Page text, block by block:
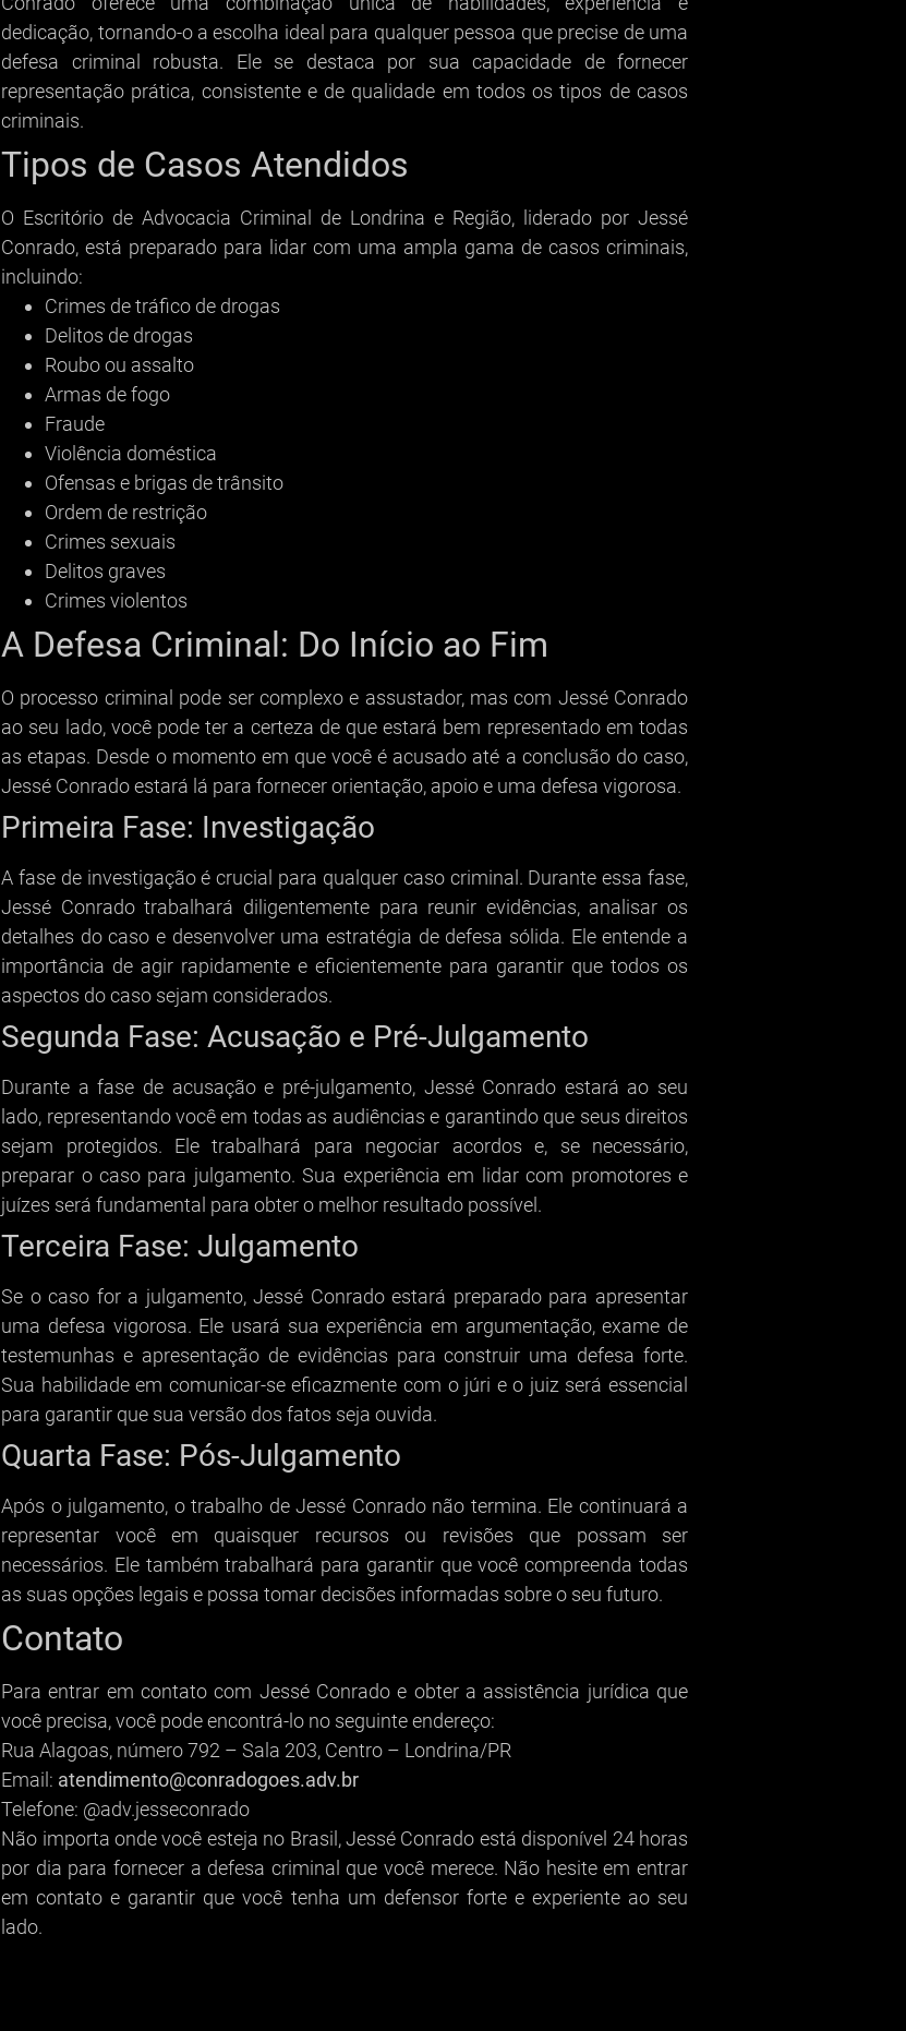
dedicação, tornando-o a escolha ideal para qualquer pessoa que precise de uma
defesa criminal robusta. Ele se destaca por sua capacidade de fornecer
representação prática, consistente e de qualidade em todos os tipos de casos
criminais.
Tipos de Casos Atendidos
O Escritório de Advocacia Criminal de Londrina e Região, liderado por Jessé
Conrado, está preparado para lidar com uma ampla gama de casos criminais,
incluindo:
Crimes de tráfico de drogas
Delitos de drogas
Roubo ou assalto
Armas de fogo
Fraude
Violência doméstica
Ofensas e brigas de trânsito
Ordem de restrição
Crimes sexuais
Delitos graves
Crimes violentos
A Defesa Criminal: Do Início ao Fim
O processo criminal pode ser complexo e assustador, mas com Jessé Conrado
ao seu lado, você pode ter a certeza de que estará bem representado em todas
as etapas. Desde o momento em que você é acusado até a conclusão do caso,
Jessé Conrado estará lá para fornecer orientação, apoio e uma defesa vigorosa.
Primeira Fase: Investigação
A fase de investigação é crucial para qualquer caso criminal. Durante essa fase,
Jessé Conrado trabalhará diligentemente para reunir evidências, analisar os
detalhes do caso e desenvolver uma estratégia de defesa sólida. Ele entende a
importância de agir rapidamente e eficientemente para garantir que todos os
aspectos do caso sejam considerados.
Segunda Fase: Acusação e Pré-Julgamento
Durante a fase de acusação e pré-julgamento, Jessé Conrado estará ao seu
lado, representando você em todas as audiências e garantindo que seus direitos
sejam protegidos. Ele trabalhará para negociar acordos e, se necessário,
preparar o caso para julgamento. Sua experiência em lidar com promotores e
juízes será fundamental para obter o melhor resultado possível.
Terceira Fase: Julgamento
Se o caso for a julgamento, Jessé Conrado estará preparado para apresentar
uma defesa vigorosa. Ele usará sua experiência em argumentação, exame de
testemunhas e apresentação de evidências para construir uma defesa forte.
Sua habilidade em comunicar-se eficazmente com o júri e o juiz será essencial
para garantir que sua versão dos fatos seja ouvida.
Quarta Fase: Pós-Julgamento
Após o julgamento, o trabalho de Jessé Conrado não termina. Ele continuará a
representar você em quaisquer recursos ou revisões que possam ser
necessários. Ele também trabalhará para garantir que você compreenda todas
as suas opções legais e possa tomar decisões informadas sobre o seu futuro.
Contato
Para entrar em contato com Jessé Conrado e obter a assistência jurídica que
você precisa, você pode encontrá-lo no seguinte endereço:
Rua Alagoas, número 792 – Sala 203, Centro – Londrina/PR
Email: atendimento@conradogoes.adv.br
Telefone: @adv.jesseconrado
Não importa onde você esteja no Brasil, Jessé Conrado está disponível 24 horas
por dia para fornecer a defesa criminal que você merece. Não hesite em entrar
em contato e garantir que você tenha um defensor forte e experiente ao seu
lado.